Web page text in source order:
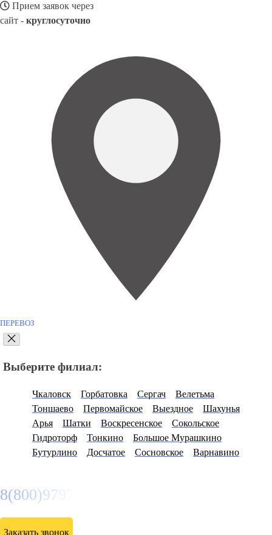
Прием заявок через
сайт - круглосуточно
ПЕРЕВОЗ
Выберите филиал:
Чкаловск Горбатовка Сергач
Велетьма
Тоншаево
Первомайское Выездное
Шахунья
Арья
Шатки Воскресенское
Сокольское
Гидроторф
Тонкино
Большое Мурашкино
Бутурлино
Досчатое Сосновское Варнавино
8(800)9797043
Заказать звонок